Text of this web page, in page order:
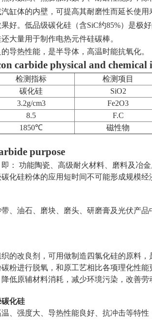
缸体的内壁，可提高其耐磨性而延长使
好。低品级碳化硅（含SiC约85%）是极
还大量用于制作电热元件硅碳棒。
导热性能，是半导体，高温时能抗氧化。
carbide physical and chemical
检测指标 检测项目
碳化硅 SiO2
3.2g/cm3 Fe2O3
8.5 F.C
1850℃ 磁性物
purpose
： 功能陶瓷、高级耐火材料、磨料及冶
化硅粉体的应用短时间不可能形成规模经
、油石、磨块、磨头、研磨膏及光伏产
的改良剂，可用做制造四氯化硅的原料
粉进行脱氧，和原工艺相比各项理化性
低原辅材料消耗，减少环境污染，改善
化硅
、强度大、导热性能良好、抗冲击等特